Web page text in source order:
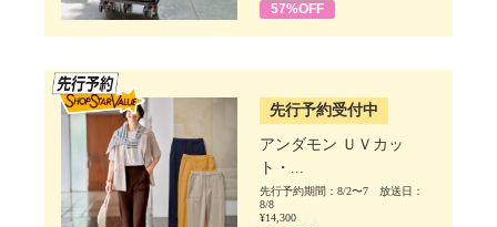
57%OFF
先行予約受付中
アンダモン ＵＶカッ
ト・...
先行予約期間：8/2〜7 放送日：
8/8
¥14,300